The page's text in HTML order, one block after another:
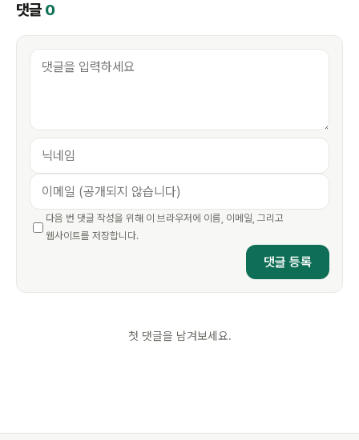
댓글 0
다음 번 댓글 작성을 위해 이 브라우저에 이름, 이메일, 그리고
웹사이트를 저장합니다.
첫 댓글을 남겨보세요.